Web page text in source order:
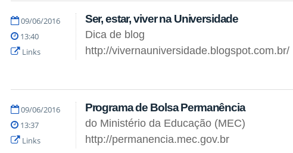
09/06/2016
13:40
Links
Ser, estar, viver na Universidade
Dica de blog
http://vivernauniversidade.blogspot.com.br/
09/06/2016
13:37
Links
Programa de Bolsa Permanência
do Ministério da Educação (MEC)
http://permanencia.mec.gov.br